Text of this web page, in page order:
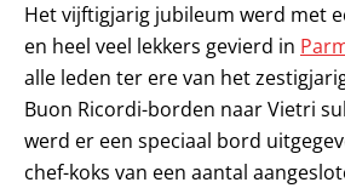
Het vijftigjarig jubileum werd met
en heel veel lekkers gevierd in
alle leden ter ere van het
Buon Ricordi-borden naar Vietri
werd er een speciaal bord
chef-koks van een aantal